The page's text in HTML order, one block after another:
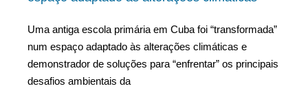
Uma antiga escola primária em Cuba foi “transformada”
num espaço adaptado às alterações climáticas e
demonstrador de soluções para “enfrentar” os principais
desafios ambientais da